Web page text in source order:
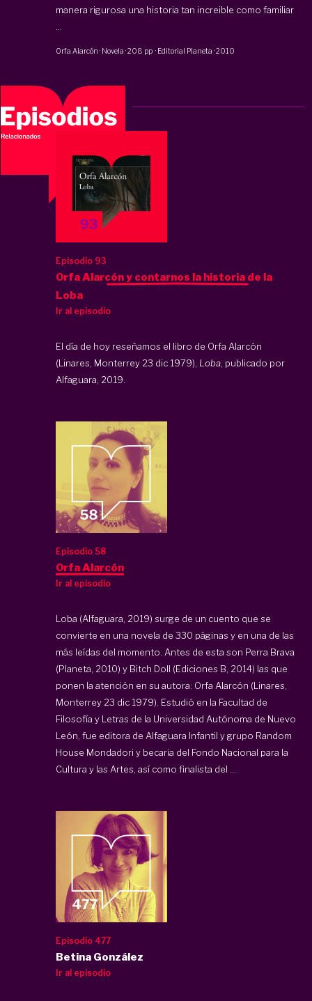
manera rigurosa una historia tan increible como familiar
Orfa Alarcón · Novela ·208 pp · Editorial Planeta ·2010
Episodio 93
Orfa Alarcón y contarnos la historia de la
Loba
Ir al episodio
El día de hoy reseñamos el libro de Orfa Alarcón
(Linares, Monterrey 23 dic 1979), Loba , publicado por
Alfaguara, 2019.
Episodio 58
Orfa Alarcón
Ir al episodio
Loba (Alfaguara, 2019) surge de un cuento que se
convierte en una novela de 330 páginas y en una de las
más leídas del momento. Antes de esta son Perra Brava
(Planeta, 2010) y Bitch Doll (Ediciones B, 2014) las que
ponen la atención en su autora: Orfa Alarcón (Linares,
Monterrey 23 dic 1979). Estudió en la Facultad de
Filosofía y Letras de la Universidad Autónoma de Nuevo
León, fue editora de Alfaguara Infantil y grupo Random
House Mondadori y becaria del Fondo Nacional para la
Cultura y las Artes, así como finalista del ...
Episodio 477
Betina González
Ir al episodio